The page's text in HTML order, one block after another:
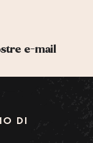
e-mail
DI